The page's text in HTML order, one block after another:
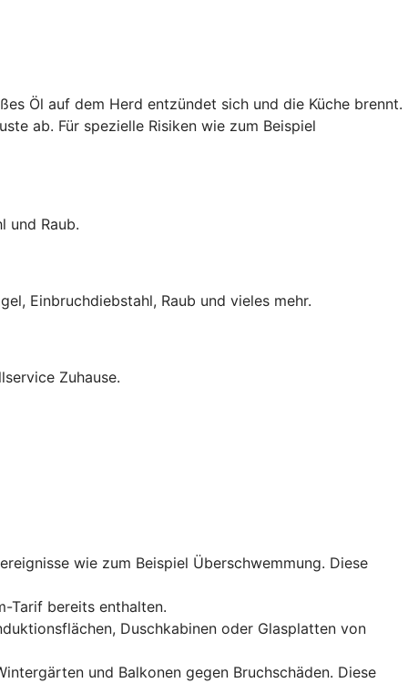
Öl auf dem Herd entzündet sich und die Küche brennt.
ab. Für spezielle Risiken wie zum Beispiel
und Raub.
Einbruchdiebstahl, Raub und vieles mehr.
Zuhause.
wie zum Beispiel Überschwemmung. Diese
Tarif bereits enthalten.
Duschkabinen oder Glasplatten von
und Balkonen gegen Bruchschäden. Diese